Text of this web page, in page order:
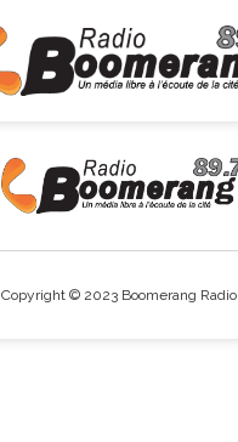
Copyright © 2023 Boomerang Radio